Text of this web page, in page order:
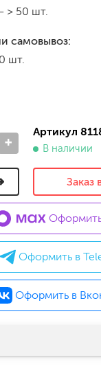
песчаных вихрей)
карта мира, арт-
лаки (эффект
крошка
(по ржавчине)
краска
(в баллончиках)
> 50 шт.
самовывоз:
шт.
+
Артикул
В наличии
Заказ
Оформить в
Оформить в